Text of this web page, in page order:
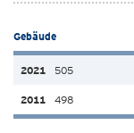
Gebäude
505
498